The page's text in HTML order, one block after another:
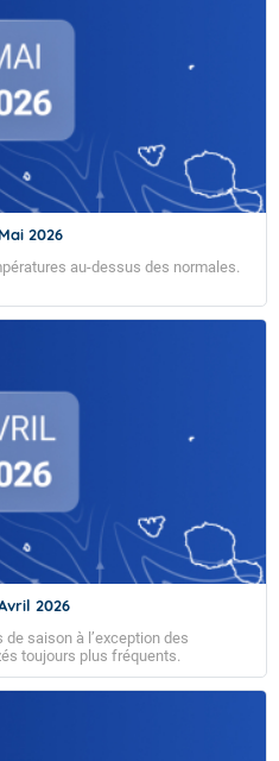
2026
au-dessus des normales.
2026
saison à l’exception des
toujours plus fréquents.